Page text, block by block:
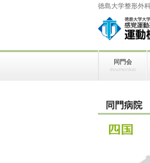
徳島大学整形外
同門会
doumonkai
同門病院